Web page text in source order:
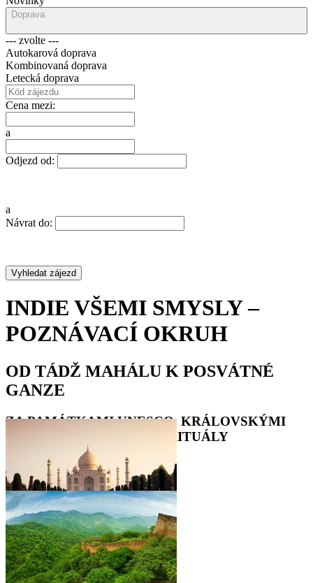
Doprava
--- zvolte ---
Autokarová doprava
Kombinovaná doprava
Letecká doprava
Cena mezi:
a
Odjezd od:
a
Návrat do:
INDIE VŠEMI SMYSLY –
POZNÁVACÍ OKRUH
OD TÁDŽ MAHÁLU K POSVÁTNÉ
GANZE
ZA PAMÁTKAMI UNESCO, KRÁLOVSKÝMI
PALÁCI A DUCHOVNÍMI RITUÁLY
••